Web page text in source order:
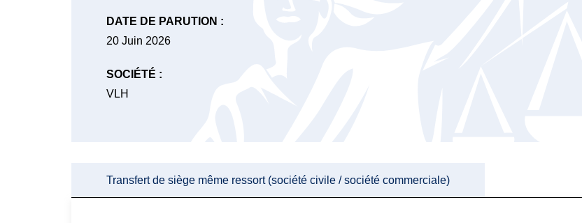
DATE DE PARUTION :
20 Juin 2026
SOCIÉTÉ :
VLH
Transfert de siège même ressort (société civile / société commerciale)